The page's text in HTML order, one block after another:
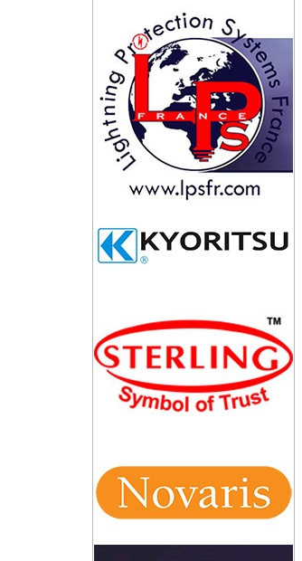
TRỤ ĐỠ KIM THU SÉT TRÁNG KẼM
CAO 5M
TRỤ ĐỠ KIM THU SÉT
BỘT GIẢM ĐIỆN TRỞ ĐẤT